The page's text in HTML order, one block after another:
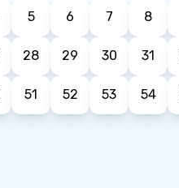
5 6 7 8
28 29 30 31
51 52 53 54